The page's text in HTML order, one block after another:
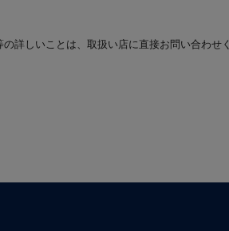
詳しいことは、取扱い店に直接お問い合わせく